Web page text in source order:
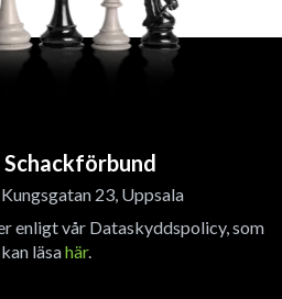
Schackförbund
23, Uppsala
enligt vår Dataskyddspolicy, som
läsahär.